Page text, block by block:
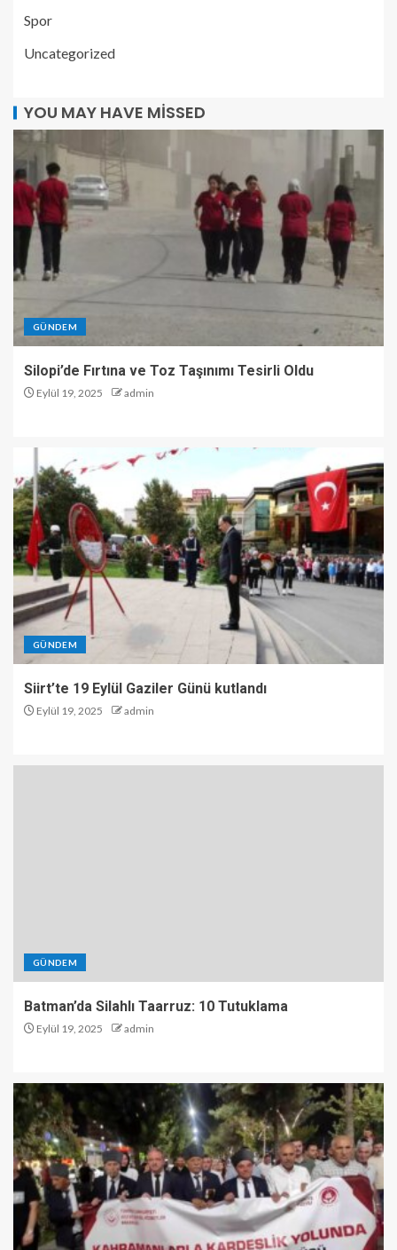
Spor
Uncategorized
YOU MAY HAVE MISSED
GÜNDEM
Silopi’de Fırtına ve Toz Taşınımı Tesirli Oldu
Eylül 19, 2025 admin
GÜNDEM
Siirt’te 19 Eylül Gaziler Günü kutlandı
Eylül 19, 2025 admin
GÜNDEM
Batman’da Silahlı Taarruz: 10 Tutuklama
Eylül 19, 2025 admin